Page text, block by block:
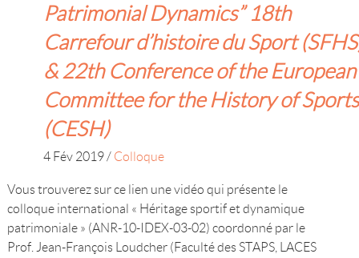
Patrimonial Dynamics” 18th
Carrefour d’histoire du Sport
& 22th Conference of the European
Committee for the History of Sports
(CESH)
4 Fév 2019/ Colloque
Vous trouverez sur ce lien une vidéo qui présente le
colloque international « Héritage sportif et dynamique
patrimoniale » (ANR-10-IDEX-03-02) coordonné par le
Prof. Jean-François Loudcher (Faculté des STAPS, LACES